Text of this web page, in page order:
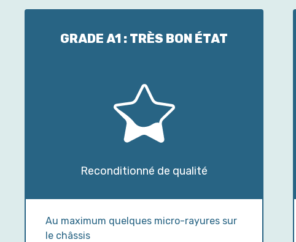
GRADE A1 : TRÈS BON ÉTAT
Reconditionné de qualité
Au maximum quelques micro-rayures sur
le châssis